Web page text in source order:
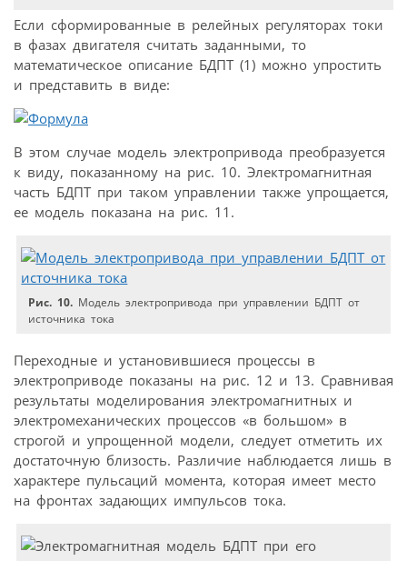
Если сформированные в релейных регуляторах токи
в фазах двигателя считать заданными, то
математическое описание БДПТ (1) можно упростить
и представить в виде:
В этом случае модель электропривода преобразуется
к виду, показанному на рис. 10. Электромагнитная
часть БДПТ при таком управлении также упрощается,
ее модель показана на рис. 11.
Рис. 10. Модель электропривода при управлении БДПТ от
источника тока
Переходные и установившиеся процессы в
электроприводе показаны на рис. 12 и 13. Сравнивая
результаты моделирования электромагнитных и
электромеханических процессов «в большом» в
строгой и упрощенной модели, следует отметить их
достаточную близость. Различие наблюдается лишь в
характере пульсаций момента, которая имеет место
на фронтах задающих импульсов тока.